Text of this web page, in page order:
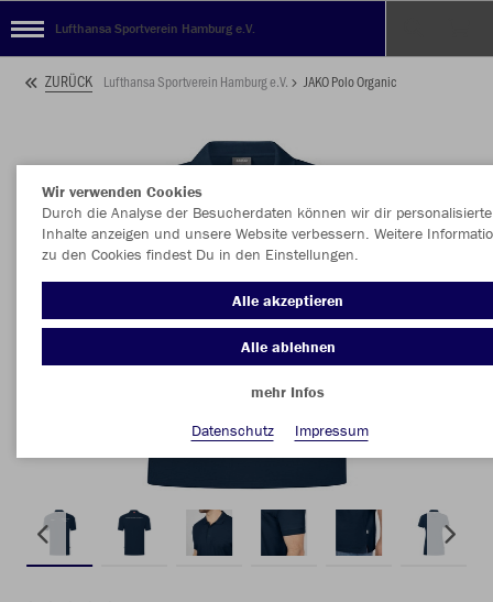
Lufthansa Sportverein Hamburg e.V.
ZURÜCK Lufthansa Sportverein Hamburg e.V. JAKO Polo Organic
Wir verwenden Cookies
Durch die Analyse der Besucherdaten können wir dir personalisierte
Inhalte anzeigen und unsere Website verbessern. Weitere
zu den Cookies findest Du in den Einstellungen.
Alle akzeptieren
Alle ablehnen
mehr Infos
Datenschutz
Impressum